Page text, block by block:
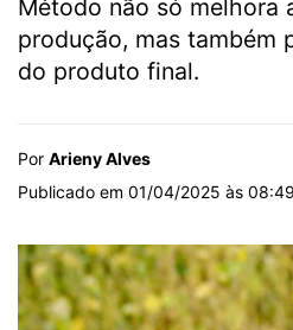
Método não só melhora
produção, mas também
do produto final.
Por Arieny Alves
Publicado em 01/04/2025 às 08:49